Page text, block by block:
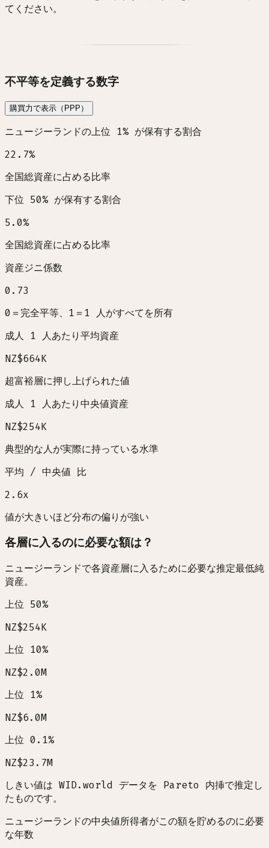
てください。
不平等を定義する数字
購買力で表示（PPP）
ニュージーランドの上位 1% が保有する割合
22.7%
全国総資産に占める比率
下位 50% が保有する割合
5.0%
全国総資産に占める比率
資産ジニ係数
0.73
0＝完全平等、1＝1 人がすべてを所有
成人 1 人あたり平均資産
NZ$664K
超富裕層に押し上げられた値
成人 1 人あたり中央値資産
NZ$254K
典型的な人が実際に持っている水準
平均 / 中央値 比
2.6x
値が大きいほど分布の偏りが強い
各層に入るのに必要な額は？
ニュージーランドで各資産層に入るために必要な推定最低純
資産。
上位 50%
NZ$254K
上位 10%
NZ$2.0M
上位 1%
NZ$6.0M
上位 0.1%
NZ$23.7M
しきい値は WID.world データを Pareto 内挿で推定し
たものです。
ニュージーランドの中央値所得者がこの額を貯めるのに必要
な年数